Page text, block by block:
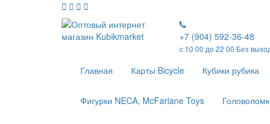
+7 (904) 592-36-48
с 10 00 до 22 00 Без
Главная Карты Bicycle Кубики рубика
Фигурки NECA, McFarlane Toys